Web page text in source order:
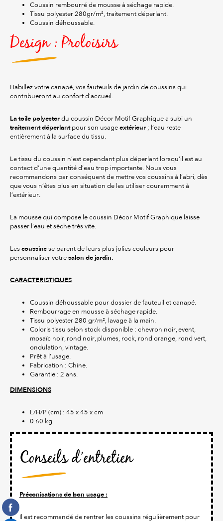
Coussin rembourré de mousse à séchage rapide.
Tissu polyester 280gr/m², traitement déperlant.
Coussin déhoussable.
Design : Proloisirs
Habillez votre canapé, vos fauteuils de jardin de coussins qui
contribueront au confort d’accueil.
Latoile polyester du coussin Décor Motif Graphique a subi un
traitement déperlantpour son usage extérieur ; l’eau reste
entièrement à la surface du tissu.
Le tissu du coussin n’est cependant plus déperlant lorsqu’il est au
contact d’une quantité d’eau trop importante. Nous vous
recommandons par conséquent de mettre vos coussins à l’abri, dès
que vous n’êtes plus en situation de les utiliser couramment à
l’extérieur.
La mousse qui compose le coussin Décor Motif Graphique laisse
passer l’eau et sèche très vite.
Les coussins se parent de leurs plus jolies couleurs pour
personnaliser votre salon de jardin.
CARACTERISTIQUES
Coussin déhoussable pour dossier de fauteuil et canapé.
Rembourrage en mousse à séchage rapide.
Tissu polyester 280 gr/m², lavage à la main.
Coloris tissu selon stock disponible : chevron noir, event,
mosaïc noir, rond noir, plumes, rock, rond orange, rond vert,
ondulation, vintage.
Prêt à l’usage.
Fabrication : Chine.
Garantie : 2 ans.
DIMENSIONS
L/H/P (cm) : 45 x 45 x cm
0.60 kg
Conseils d’entretien
Préconisations de bon usage :
Il est recommandé de rentrer les coussins régulièrement pour